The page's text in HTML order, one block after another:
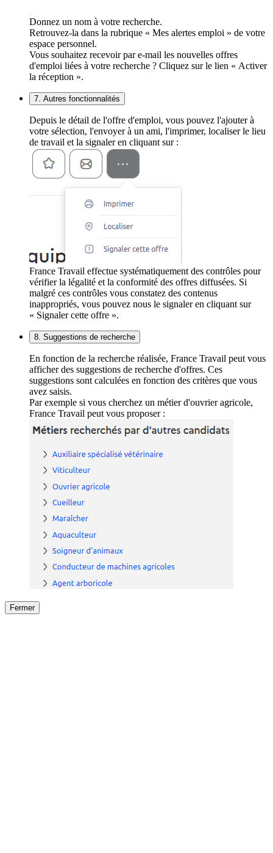
Donnez un nom à votre recherche.
Retrouvez-la dans la rubrique « Mes alertes emploi » de votre
espace personnel.
Vous souhaitez recevoir par e-mail les nouvelles offres
d'emploi liées à votre recherche ? Cliquez sur le lien « Activer
la réception ».
7. Autres fonctionnalités
Depuis le détail de l'offre d'emploi, vous pouvez l'ajouter à
votre sélection, l'envoyer à un ami, l'imprimer, localiser le lieu
de travail et la signaler en cliquant sur :
France Travail effectue systématiquement des contrôles pour
vérifier la légalité et la conformité des offres diffusées. Si
malgré ces contrôles vous constatez des contenus
inappropriés, vous pouvez nous le signaler en cliquant sur
« Signaler cette offre ».
8. Suggestions de recherche
En fonction de la recherche réalisée, France Travail peut vous
afficher des suggestions de recherche d'offres. Ces
suggestions sont calculées en fonction des critères que vous
avez saisis.
Par exemple si vous cherchez un métier d'ouvrier agricole,
France Travail peut vous proposer :
Fermer